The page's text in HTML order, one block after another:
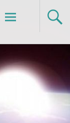
Skip
to